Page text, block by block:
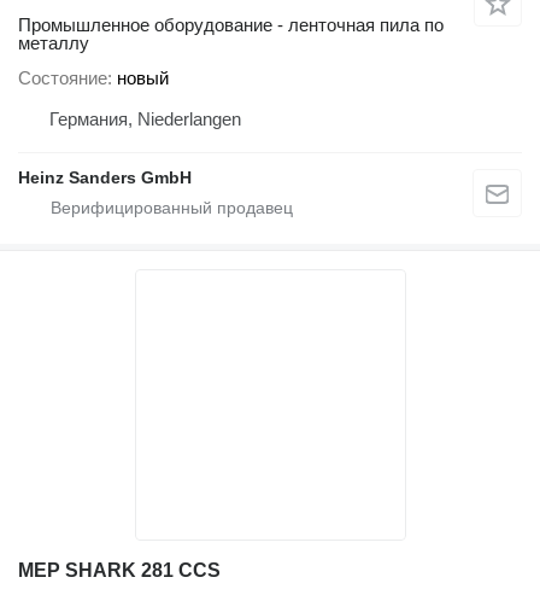
Промышленное оборудование - ленточная пила по
металлу
Состояние новый
Германия, Niederlangen
Heinz Sanders GmbH
MEP SHARK 281 CCS